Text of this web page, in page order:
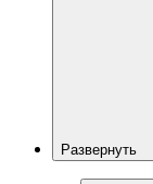
Развернуть